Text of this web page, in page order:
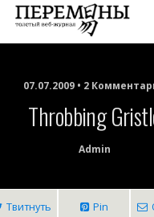
07.07.2009 • 2
Throbbing
Admin
Твитнуть Pin